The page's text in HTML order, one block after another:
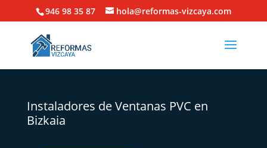
946 98 35 87 hola@reformas-vizcaya.com
Instaladores de Ventanas PVC en
Bizkaia